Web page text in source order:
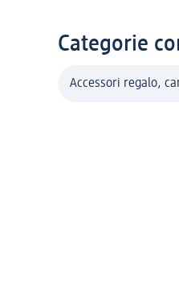
Categorie
Accessori regalo,